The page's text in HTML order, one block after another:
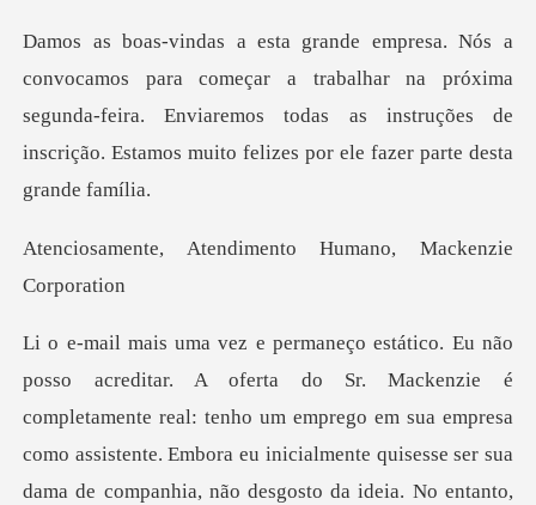
a trabalhar na próxima
segunda-feira. Enviaremos todas as instruções de
ndimento Humano, Ma
tenho um emprego em sua empresa
como assistente. Embora eu inicialmente quisesse ser sua
dama de companhia, não desgost